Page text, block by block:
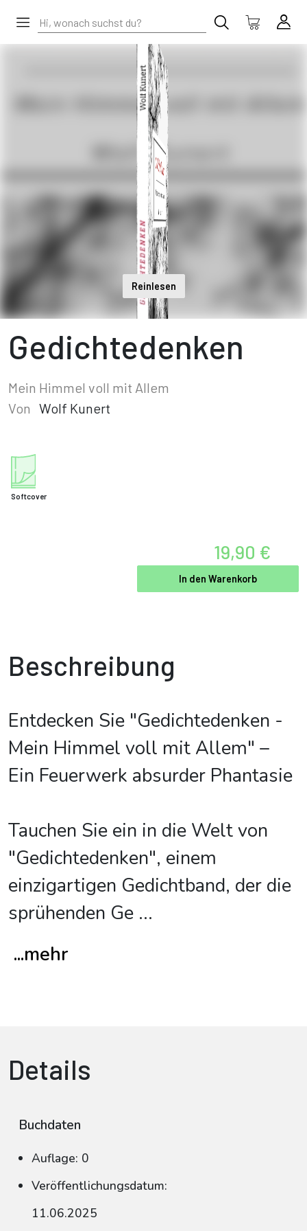
Reinlesen
Gedichtedenken
Mein Himmel voll mit Allem
Von Wolf Kunert
Softcover
19,90 €
In den Warenkorb
Beschreibung
Entdecken Sie "Gedichtedenken -
Mein Himmel voll mit Allem" –
Ein Feuerwerk absurder Phantasie
Tauchen Sie ein in die Welt von
"Gedichtedenken", einem
einzigartigen Gedichtband, der die
sprühenden Ge ...
...mehr
Details
Buchdaten
Auflage: 0
Veröffentlichungsdatum:
11.06.2025